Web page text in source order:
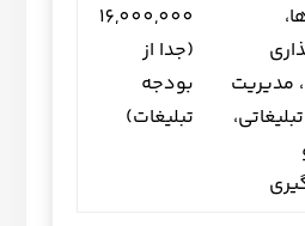
مدیریت
16,000,000
(جدا از
بودجه
تبلیغات)